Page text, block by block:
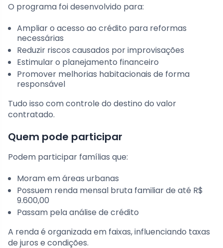
O programa foi desenvolvido para:
Ampliar o acesso ao crédito para reformas
necessárias
Reduzir riscos causados por improvisações
Estimular o planejamento financeiro
Promover melhorias habitacionais de forma
responsável
Tudo isso com controle do destino do valor
contratado.
Quem pode participar
Podem participar famílias que:
Moram em áreas urbanas
Possuem renda mensal bruta familiar de até R$
9.600,00
Passam pela análise de crédito
A renda é organizada em faixas, influenciando taxas
de juros e condições.